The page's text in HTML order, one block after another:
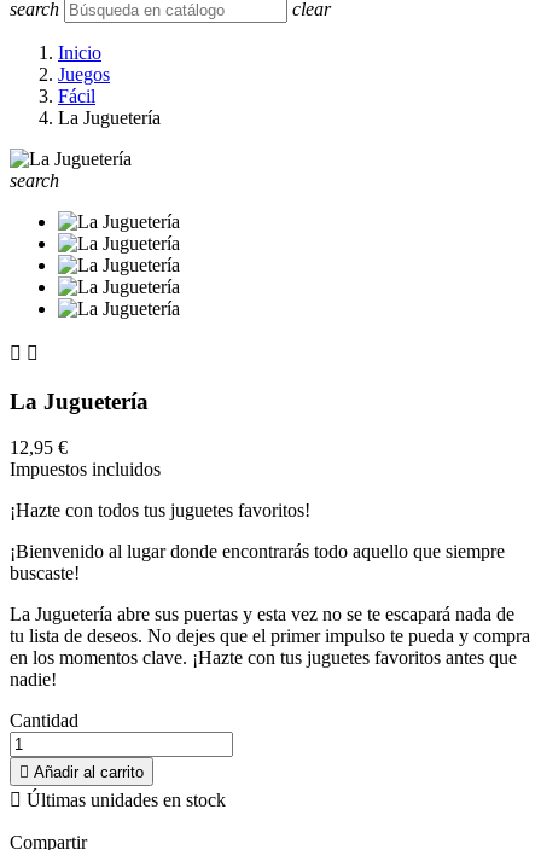
search clear
Inicio
Juegos
Fácil
La Juguetería
search
 
La Juguetería
12,95 €
Impuestos incluidos
¡Hazte con todos tus juguetes favoritos!
¡Bienvenido al lugar donde encontrarás todo aquello que siempre
buscaste!
La Juguetería abre sus puertas y esta vez no se te escapará nada de
tu lista de deseos. No dejes que el primer impulso te pueda y compra
en los momentos clave. ¡Hazte con tus juguetes favoritos antes que
nadie!
Cantidad
 Añadir al carrito
 Últimas unidades en stock
Compartir